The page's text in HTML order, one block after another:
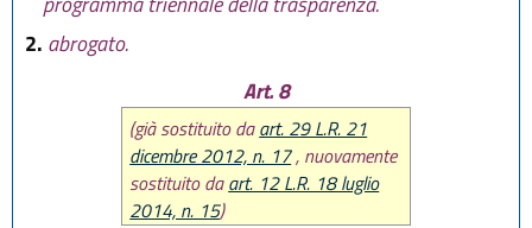
2. abrogato.
Art. 8
(già sostituito daart. 29 L.R. 21
dicembre 2012, n. 17, nuovamente
sostituito daart. 12 L.R. 18 luglio
2014, n. 15)